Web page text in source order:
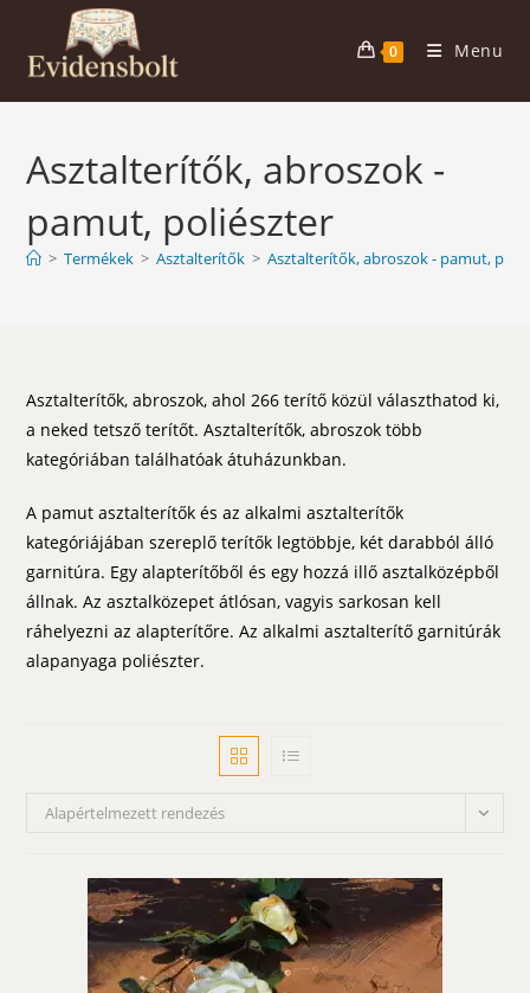
content
0 Menu
Asztalterítők, abroszok -
pamut, poliészter
> Termékek > Asztalterítők > Asztalterítők, abroszok - pamut,
Asztalterítők, abroszok, ahol 266 terítő közül választhatod ki,
a neked tetsző terítőt. Asztalterítők, abroszok több
kategóriában találhatóak átuházunkban.
A pamut asztalterítők és az alkalmi asztalterítők
kategóriájában szereplő terítők legtöbbje, két darabból álló
garnitúra. Egy alapterítőből és egy hozzá illő asztalközépből
állnak. Az asztalközepet átlósan, vagyis sarkosan kell
ráhelyezni az alapterítőre. Az alkalmi asztalterítő garnitúrák
alapanyaga poliészter.
Alapértelmezett rendezés